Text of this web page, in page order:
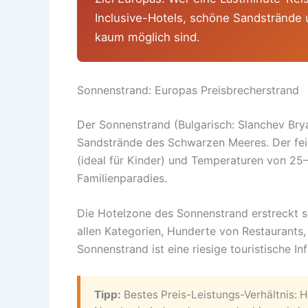
Inclusive-Hotels, schöne
kaum möglich sind.
Sonnenstrand: Europas Preisbrecherstrand
Der Sonnenstrand (Bulgarisch: Slanchev
Sandstrände des Schwarzen Meeres. Der
(ideal für Kinder) und Temperaturen von
Familienparadies.
Die Hotelzone des Sonnenstrand erstreckt
allen Kategorien, Hunderte von
Sonnenstrand ist eine riesige touristische
Tipp: Bestes Preis-Leistungs-Verhältnis: